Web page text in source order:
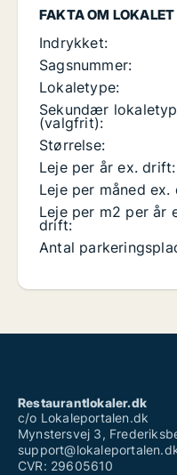
FAKTA OM LOKALET
Indrykket:
Sagsnummer:
Lokaletype:
Sekundær
(valgfrit):
Størrelse:
Leje per år ex. drift:
Leje per måned
Leje per m2 per år
drift:
Antal
Restaurantlokaler.dk
c/o Lokaleportalen.dk
Mynstersvej 3,
CVR: 29605610